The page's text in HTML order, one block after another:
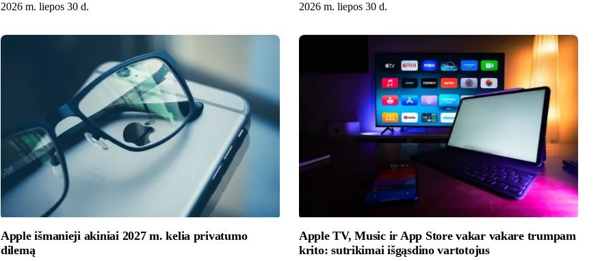
2026 m. liepos 30 d. 2026 m. liepos 30 d.
Apple išmanieji akiniai 2027 m. kelia privatumo
dilemą
Apple TV, Music ir App Store vakar vakare trumpam
krito: sutrikimai išgąsdino vartotojus